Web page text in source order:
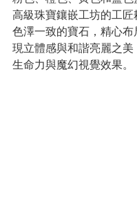
高級珠寶鑲嵌工坊的工
色澤一致的寶石，精心布
現立體感與和諧亮麗之
生命力與魔幻視覺效果。